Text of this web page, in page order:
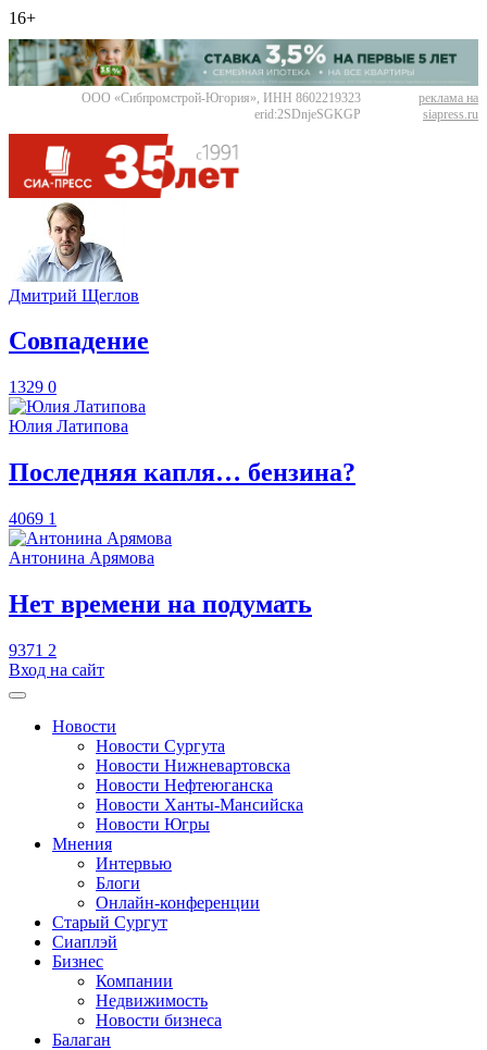
16+
ООО «Сибпромстрой-Югория», ИНН 8602219323
erid:2SDnjeSGKGP
реклама на
siapress.ru
Дмитрий Щеглов
​Совпадение
1329 0
Юлия Латипова
​Последняя капля… бензина?
4069 1
Антонина Арямова
​Нет времени на подумать
9371 2
Вход на сайт
Новости
Новости Сургута
Новости Нижневартовска
Новости Нефтеюганска
Новости Ханты-Мансийска
Новости Югры
Мнения
Интервью
Блоги
Онлайн-конференции
Старый Сургут
Сиаплэй
Бизнес
Компании
Недвижимость
Новости бизнеса
Балаган